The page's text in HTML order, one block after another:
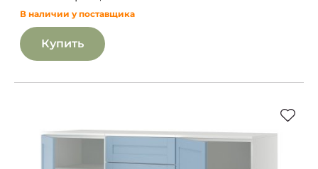
В наличии у поставщика
Купить